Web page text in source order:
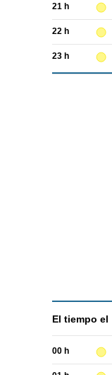
21 h
22 h
23 h
El tiempo el
00 h